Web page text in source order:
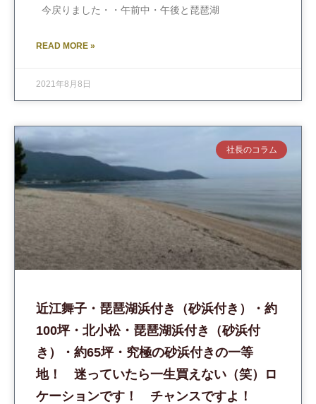
今戻りました・・午前中・午後と琵琶湖
READ MORE »
2021年8月8日
社長のコラム
近江舞子・琵琶湖浜付き（砂浜付き）・約
100坪・北小松・琵琶湖浜付き（砂浜付
き）・約65坪・究極の砂浜付きの一等
地！ 迷っていたら一生買えない（笑）ロ
ケーションです！ チャンスですよ！